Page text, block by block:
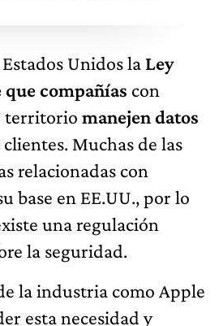
Unidos la Ley
compañías con
territorio manejen datos
clientes. Muchas de las
relacionadas con
base en EE.UU., por lo
una regulación
la seguridad.
la industria como Apple
esta necesidad y